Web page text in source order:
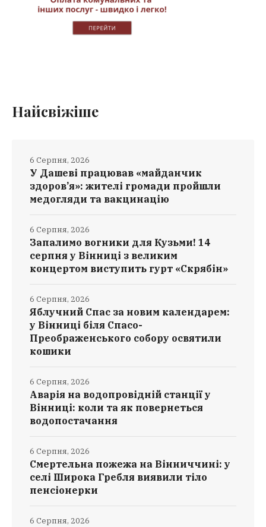
Найсвіжіше
У Дашеві працював «майданчик
здоров’я»: жителі громади пройшли
медогляди та вакцинацію
6 Серпня, 2026
Запалимо вогники для Кузьми! 14
серпня у Вінниці з великим
концертом виступить гурт «Скрябін»
6 Серпня, 2026
Яблучний Спас за новим календарем:
у Вінниці біля Спасо-
Преображенського собору освятили
кошики
6 Серпня, 2026
Аварія на водопровідній станції у
Вінниці: коли та як повернеться
водопостачання
6 Серпня, 2026
Смертельна пожежа на Вінниччині: у
селі Широка Гребля виявили тіло
пенсіонерки
6 Серпня, 2026
6 Серпня, 2026